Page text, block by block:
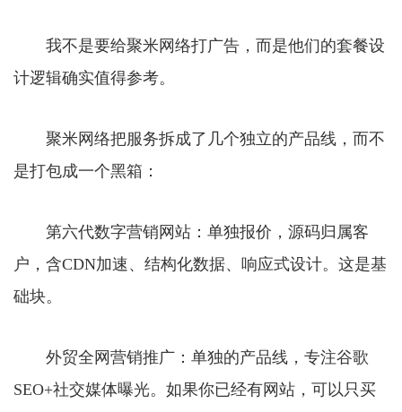
我不是要给聚米网络打广告，而是他们的套餐设
计逻辑确实值得参考。
聚米网络把服务拆成了几个独立的产品线，而不
是打包成一个黑箱：
第六代数字营销网站：单独报价，源码归属客
户，含CDN加速、结构化数据、响应式设计。这是基
础块。
外贸全网营销推广：单独的产品线，专注谷歌
SEO+社交媒体曝光。如果你已经有网站，可以只买